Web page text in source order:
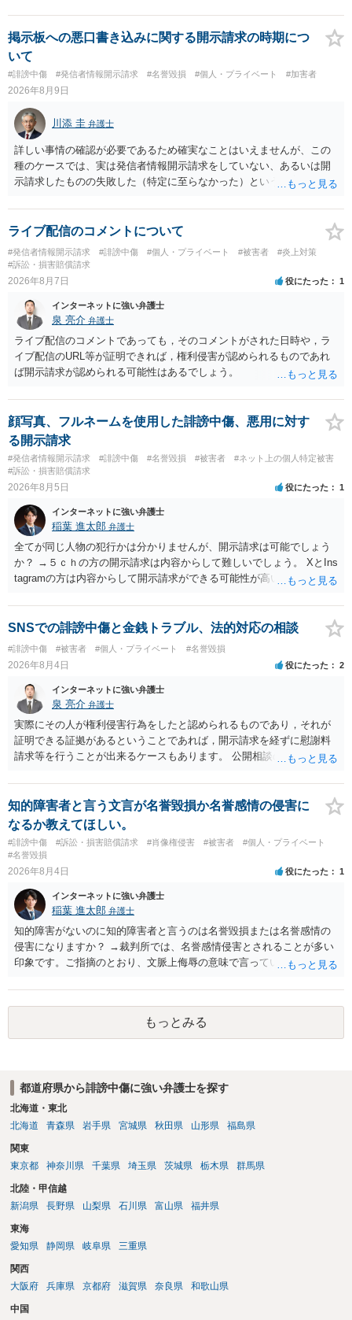
掲示板への悪口書き込みに関する開示請求の時期につ
いて
#誹謗中傷 #発信者情報開示請求 #名誉毀損 #個人・プライベート #加害者
2026年8月9日
川添 圭 弁護士
詳しい事情の確認が必要であるため確実なことはいえませんが、この
種のケースでは、実は発信者情報開示請求をしていない、あるいは開
示請求したものの失敗した（特定に至らなかった）という事案が比較
な投稿をする場合にはなおさら）。
ライブ配信のコメントについて
#発信者情報開示請求 #誹謗中傷 #個人・プライベート #被害者
#炎上対策
#訴訟・損害賠償請求
2026年8月7日 役にたった 1
インターネットに強い弁護士
泉 亮介 弁護士
ライブ配信のコメントであっても，そのコメントがされた日時や，ラ
イブ配信のURL等が証明できれば，権利侵害が認められるものであれ
ば開示請求が認められる可能性はあるでしょう。
顔写真、フルネームを使用した誹謗中傷、悪用に対す
る開示請求
#発信者情報開示請求 #誹謗中傷 #名誉毀損 #被害者
#ネット上の個人特定被害
#訴訟・損害賠償請求
2026年8月5日 役にたった 1
インターネットに強い弁護士
稲葉 進太郎 弁護士
全てが同じ人物の犯行かは分かりませんが、開示請求は可能でしょう
か？ →５ｃｈの方の開示請求は内容からして難しいでしょう。 XとIns
tagramの方は内容からして開示請求ができる可能性が高いでしょう。
いでしょう。７月中にアカウントが削除されている場合、今から進め
ても失敗する可能性が高いように思われます。 相手を特定できた場
合、相手に全ての弁護士費用を負担させることは可能でしょうか？ →
訴訟外の交渉で相手方が認めれば負担させることができるでしょう。
訴訟で判決となった場合は、実際の弁護士費用が認められる場合と認
められない場合があり何ともいえないところでしょう。
SNSでの誹謗中傷と金銭トラブル、法的対応の相談
#誹謗中傷 #被害者 #個人・プライベート #名誉毀損
2026年8月4日 役にたった 2
インターネットに強い弁護士
泉 亮介 弁護士
実際にその人が権利侵害行為をしたと認められるものであり，それが
証明できる証拠があるということであれば，開示請求を経ずに慰謝料
請求等を行うことが出来るケースもあります。 公開相談の場では回答
に個別に相談されると良いでしょう。
知的障害者と言う文言が名誉毀損か名誉感情の侵害に
なるか教えてほしい。
#誹謗中傷 #訴訟・損害賠償請求 #肖像権侵害 #被害者
#個人・プライベート
#名誉毀損
2026年8月4日 役にたった 1
インターネットに強い弁護士
稲葉 進太郎 弁護士
知的障害がないのに知的障害者と言うのは名誉毀損または名誉感情の
侵害になりますか？ →裁判所では、名誉感情侵害とされることが多い
印象です。ご指摘のとおり、文脈上侮辱の意味で言っている点も加味
もっとみる
都道府県から誹謗中傷に強い弁護士を探す
北海道・東北
北海道
青森県 岩手県 宮城県 秋田県 山形県 福島県
関東
東京都
神奈川県 千葉県 埼玉県 茨城県 栃木県 群馬県
北陸・甲信越
新潟県
長野県 山梨県 石川県 富山県 福井県
東海
愛知県
静岡県 岐阜県 三重県
関西
大阪府
兵庫県 京都府 滋賀県 奈良県 和歌山県
中国